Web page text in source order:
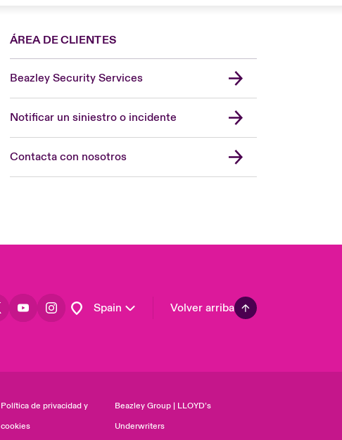
ÁREA DE CLIENTES
Beazley Security Services
Notificar un siniestro o incidente
Contacta con nosotros
Spain
United Kingdom
Asia Pacific
Volver arriba
Política de privacidad y
cookies
Beazley Group | LLOYD’s
Underwriters